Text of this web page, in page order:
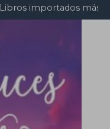
Libros importados más